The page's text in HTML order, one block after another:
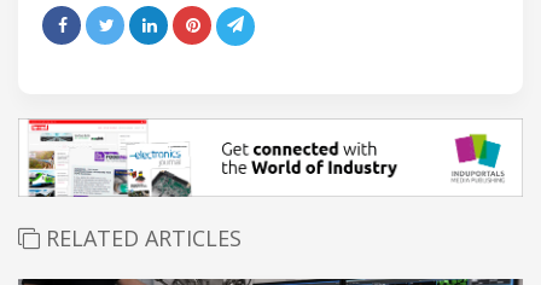
RELATED ARTICLES